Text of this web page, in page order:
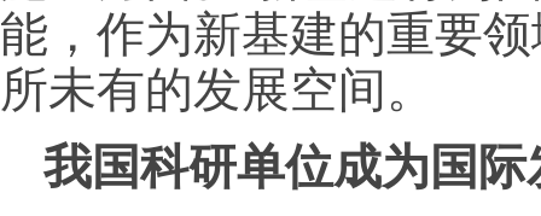
能，作为新基建的重要
所未有的发展空间。
我国科研单位成为国际